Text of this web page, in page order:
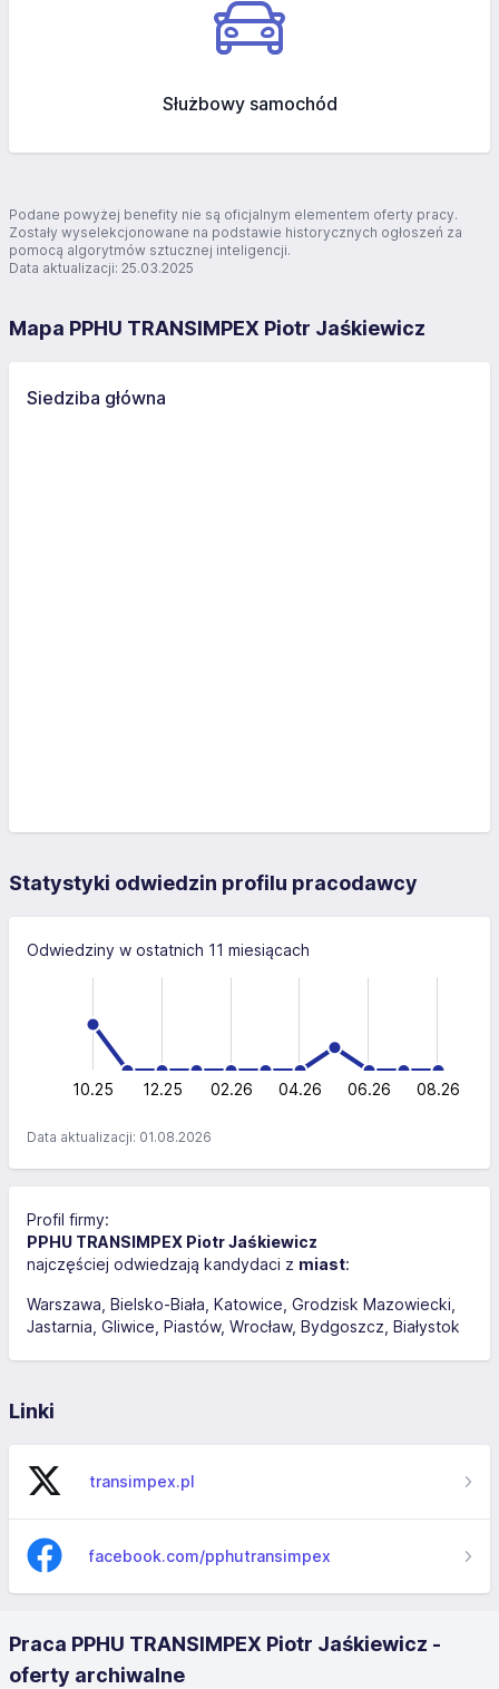
Służbowy samochód
Podane powyżej benefity nie są oficjalnym elementem oferty pracy.
Zostały wyselekcjonowane na podstawie historycznych ogłoszeń za
pomocą algorytmów sztucznej inteligencji.
Data aktualizacji: 25.03.2025
Mapa PPHU TRANSIMPEX Piotr Jaśkiewicz
Siedziba główna
Statystyki odwiedzin profilu pracodawcy
Odwiedziny w ostatnich 11 miesiącach
10.25 12.25 02.26 04.26 06.26 08.26
Data aktualizacji: 01.08.2026
Profil firmy:
PPHU TRANSIMPEX Piotr Jaśkiewicz
najczęściej odwiedzają kandydaci z miast:
Warszawa Bielsko-Biała Katowice Grodzisk Mazowiecki
Jastarnia Gliwice Piastów Wrocław Bydgoszcz Białystok
Linki
transimpex.pl
facebook.com/pphutransimpex
Praca PPHU TRANSIMPEX Piotr Jaśkiewicz -
oferty archiwalne